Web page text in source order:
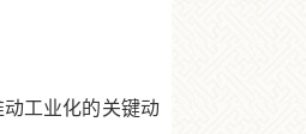
工业化的关键动